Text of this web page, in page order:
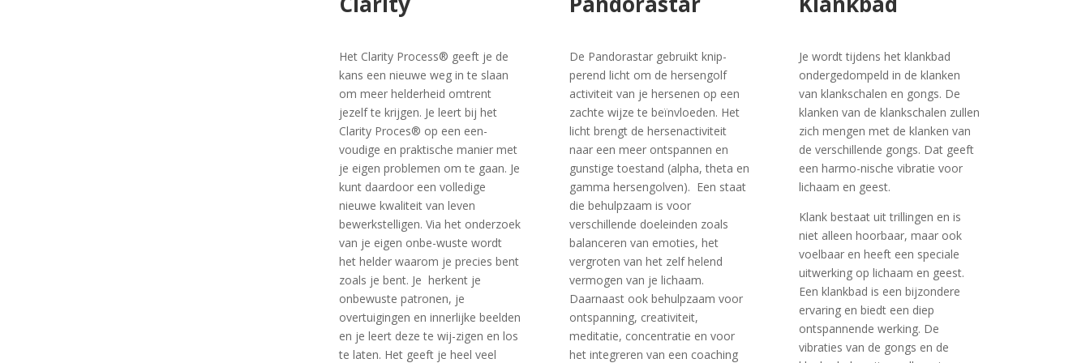
Het Clarity Process® geeft je de
kans een nieuwe weg in te slaan
om meer helderheid omtrent
jezelf te krijgen. Je leert bij het
Clarity Proces® op een een-
voudige en praktische manier met
je eigen problemen om te gaan. Je
kunt daardoor een volledige
nieuwe kwaliteit van leven
bewerkstelligen. Via het onderzoek
van je eigen onbe-wuste wordt
het helder waarom je precies bent
zoals je bent. Je herkent je
onbewuste patronen, je
overtuigingen en innerlijke beelden
en je leert deze te wij-zigen en los
te laten. Het geeft je heel veel
De Pandorastar gebruikt knip-
perend licht om de hersengolf
activiteit van je hersenen op een
zachte wijze te beïnvloeden. Het
licht brengt de hersenactiviteit
naar een meer ontspannen en
gunstige toestand (alpha, theta en
gamma hersengolven). Een staat
die behulpzaam is voor
verschillende doeleinden zoals
balanceren van emoties, het
vergroten van het zelf helend
vermogen van je lichaam.
Daarnaast ook behulpzaam voor
ontspanning, creativiteit,
meditatie, concentratie en voor
het integreren van een coaching
Je wordt tijdens het klankbad
ondergedompeld in de klanken
van klankschalen en gongs. De
klanken van de klankschalen zullen
zich mengen met de klanken van
de verschillende gongs. Dat geeft
een harmo-nische vibratie voor
lichaam en geest.
Klank bestaat uit trillingen en is
niet alleen hoorbaar, maar ook
voelbaar en heeft een speciale
uitwerking op lichaam en geest.
Een klankbad is een bijzondere
ervaring en biedt een diep
ontspannende werking. De
vibraties van de gongs en de